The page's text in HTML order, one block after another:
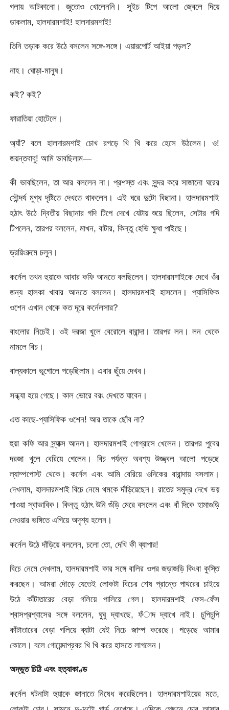
গলায় আটকানো। জুতোও খোলেননি। সুইচ টিপে আলো জ্বেলে দিয়ে
ডাকলাম, হালদারমশাই! হালদারমশাই!
তিনি তড়াক করে উঠে বসলেন সঙ্গে-সঙ্গে। এয়ারপোর্ট আইয়া পড়ল?
নাহ। ঘোড়া-মানুষ।
কই? কই?
ফারাতিয়া হোটেলে।
অ্যাঁ? বলে হালদারমশাই চোখ রগড়ে খি খি করে হেসে উঠলেন। ও!
জয়ন্তবাবু! আমি ভাবছিলাম—
কী ভাবছিলেন, তা আর বললেন না। প্রশস্ত এবং সুন্দর করে সাজানো ঘরের
সৌন্দর্য মুগ্ধ দৃষ্টিতে দেখতে থাকলেন। এই ঘরে দুটো বিছানা। হালদারমশাই
হঠাৎ উঠে দ্বিতীয় বিছানার গদি টিপে দেখে যেটায় শুয়ে ছিলেন, সেটার গদি
টিপলেন, তারপর বললেন, মাখন, বাটার, কিন্তু হেভি ক্ষুধা পাইছে।
ড্রয়িংরুমে চলুন।
কর্নেল তখন হুয়াকে আবার কফি আনতে বলছিলেন। হালদারমশাইকে দেখে ওঁর
জন্য হালকা খাবার আনতে বললেন। হালদারমশাই হাসলেন। প্যাসিফিক
ওশেন এখান থেকে কত দূরে কর্নেলসার?
বাংলোর নিচেই। ওই দরজা খুলে বেরোলে বারান্দা। তারপর লন। লন থেকে
নামলে বিচ।
বাল্যকালে ভূগোলে পড়েছিলাম। এবার ছুঁয়ে দেখব।
সন্ধ্যা হয়ে গেছে। কাল ভোরে বরং দেখতে যাবেন।
এত কাছে-প্যাসিফিক ওশেন! আর তাকে ছোঁব না?
হুয়া কফি আর স্ন্যাক্স আনল। হালদারমশাই গোগ্রাসে খেলেন। তারপর পুবের
দরজা খুলে বেরিয়ে গেলেন। বিচ পর্যন্ত অবশ্য উজ্জ্বল আলো পড়েছে
ল্যাম্পপোস্ট থেকে। কর্নেল এবং আমি বেরিয়ে ওদিকের বারান্দায় বসলাম।
দেখলাম, হালদারমশাই বিচে নেমে থমকে দাঁড়িয়েছেন। রাতের সমুদ্র দেখে ভয়
পাওয়া স্বাভাবিক। কিন্তু হঠাৎ উনি গুঁড়ি মেরে বসলেন এবং বাঁ দিকে হামাগুড়ি
দেওয়ার ভঙ্গিতে এগিয়ে অদৃশ্য হলেন।
কর্নেল উঠে দাঁড়িয়ে বললেন, চলো তো, দেখি কী ব্যাপার!
বিচে নেমে দেখলাম, হালদারমশাই কার সঙ্গে বালির ওপর জড়াজড়ি কিংবা কুস্তি
করছেন। আমরা দৌড়ে যেতেই লোকটা বিচের শেষ প্রান্তে পাথরের চাইয়ে
উঠে কাঁটাতারের বেড়া গলিয়ে পালিয়ে গেল। হালদারমশাই ফেস-ফেঁস
শ্বাসপ্রশ্বাসের সঙ্গে বললেন, ঘুঘু দ্যাখছে, ফঁাদ দ্যাখে নাই। চুপিচুপি
কাঁটাতারের বেড়া গলিয়ে ব্যাটা যেই নিচে জাম্প করেছে। পড়েছে আমার
কোলে। বলে গোয়েন্দাপ্রবর খি খি করে হাসতে লাগলেন।
অদ্ভুত চিঠি এবং হত্যাকাণ্ড
কর্নেল ঘটনাটা হুয়াকে জানাতে নিষেধ করেছিলেন। হালদারমশাইয়ের মতে,